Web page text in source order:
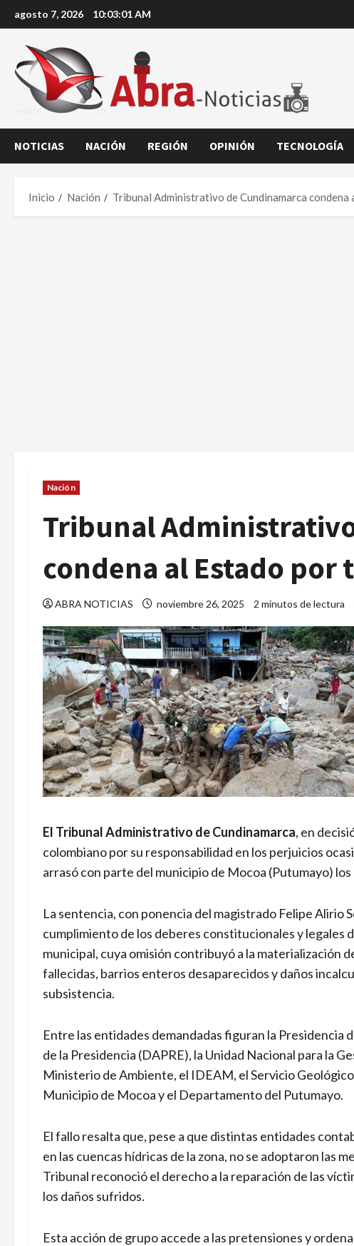
al
contenido
agosto 7, 2026 10:03:02 AM
NOTICIAS NACIÓN REGIÓN OPINIÓN TECNOLOGÍA
Inicio Nación Tribunal Administrativo de Cundinamarca
Nación
Tribunal
condena al Estado por
ABRA NOTICIAS noviembre 26, 2025 2 minutos de lectura
El Tribunal Administrativo de Cundinamarca, en
colombiano por su responsabilidad en los perjuicios
arrasó con parte del municipio de Mocoa (Putumayo) los
La sentencia, con ponencia del magistrado Felipe Alirio
cumplimiento de los deberes constitucionales y legales
municipal, cuya omisión contribuyó a la materialización
fallecidas, barrios enteros desaparecidos y daños
subsistencia.
Entre las entidades demandadas figuran la
de la Presidencia (DAPRE), la Unidad Nacional para la
Ministerio de Ambiente, el IDEAM, el Servicio
Municipio de Mocoa y el Departamento del Putumayo.
El fallo resalta que, pese a que distintas entidades
en las cuencas hídricas de la zona, no se adoptaron las
Tribunal reconoció el derecho a la reparación de las
los daños sufridos.
Esta acción de grupo accede a las pretensiones y